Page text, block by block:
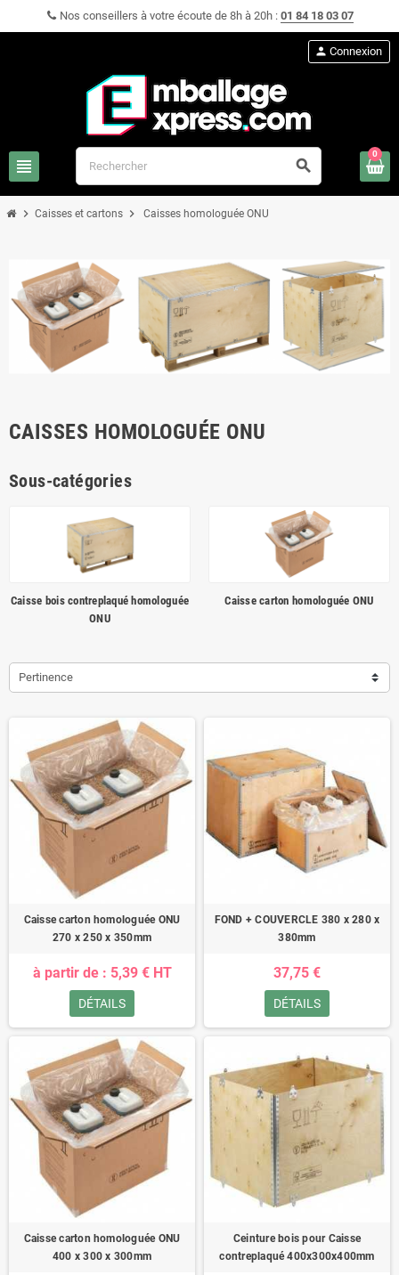
Nos conseillers à votre écoute de 8h à 20h : 01 84 18 03 07
view_headline search
person Connexion
0
chevron_right Caisses et cartons chevron_right Caisses homologuée ONU
CAISSES HOMOLOGUÉE ONU
Sous-catégories
Caisse bois contreplaqué homologuée
ONU
Caisse carton homologuée ONU
Pertinence
Caisse carton homologuée ONU
270 x 250 x 350mm
à partir de : 5,39 € HT
DÉTAILS
FOND + COUVERCLE 380 x 280 x
380mm
37,75 €
DÉTAILS
Caisse carton homologuée ONU
400 x 300 x 300mm
Ceinture bois pour Caisse
contreplaqué 400x300x400mm